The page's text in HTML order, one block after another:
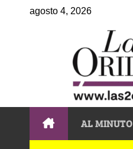
agosto 4, 2026
AL MINUTO